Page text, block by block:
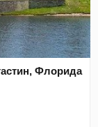
Флорида